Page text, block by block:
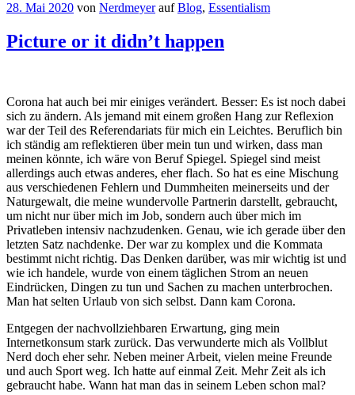
28. Mai 2020 von NerdmeyeraufBlog, Essentialism
Picture or it didn’t happen
Corona hat auch bei mir einiges verändert. Besser: Es ist noch dabei
sich zu ändern. Als jemand mit einem großen Hang zur Reflexion
war der Teil des Referendariats für mich ein Leichtes. Beruflich bin
ich ständig am reflektieren über mein tun und wirken, dass man
meinen könnte, ich wäre von Beruf Spiegel. Spiegel sind meist
allerdings auch etwas anderes, eher flach. So hat es eine Mischung
aus verschiedenen Fehlern und Dummheiten meinerseits und der
Naturgewalt, die meine wundervolle Partnerin darstellt, gebraucht,
um nicht nur über mich im Job, sondern auch über mich im
Privatleben intensiv nachzudenken. Genau, wie ich gerade über den
letzten Satz nachdenke. Der war zu komplex und die Kommata
bestimmt nicht richtig. Das Denken darüber, was mir wichtig ist und
wie ich handele, wurde von einem täglichen Strom an neuen
Eindrücken, Dingen zu tun und Sachen zu machen unterbrochen.
Man hat selten Urlaub von sich selbst. Dann kam Corona.
Entgegen der nachvollziehbaren Erwartung, ging mein
Internetkonsum stark zurück. Das verwunderte mich als Vollblut
Nerd doch eher sehr. Neben meiner Arbeit, vielen meine Freunde
und auch Sport weg. Ich hatte auf einmal Zeit. Mehr Zeit als ich
gebraucht habe. Wann hat man das in seinem Leben schon mal?